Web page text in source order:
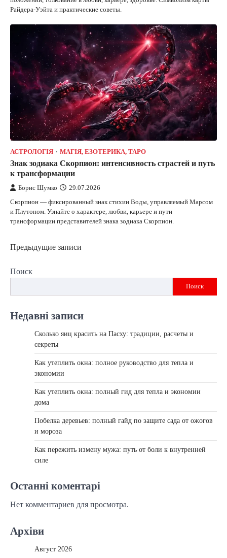
Райдера-Уэйта и практические советы.
АСТРОЛОГІЯ МАГІЯ, ЕЗОТЕРИКА, ТАРО
Знак зодиака Скорпион: интенсивность страстей и путь
к трансформации
Борис Шумко 29.07.2026
Скорпион — фиксированный знак стихии Воды, управляемый Марсом
и Плутоном. Узнайте о характере, любви, карьере и пути
трансформации представителей знака зодиака Скорпион.
Навигация
записям
Предыдущие записи
Поиск
Поиск
Недавні записи
Сколько яиц красить на Пасху: традиции, расчеты и
секреты
Как утеплить окна: полное руководство для тепла и
экономии
Как утеплить окна: полный гид для тепла и экономии
дома
Побелка деревьев: полный гайд по защите сада от ожогов
и мороза
Как пережить измену мужа: путь от боли к внутренней
силе
Останні коментарі
Нет комментариев для просмотра.
Архіви
Август 2026